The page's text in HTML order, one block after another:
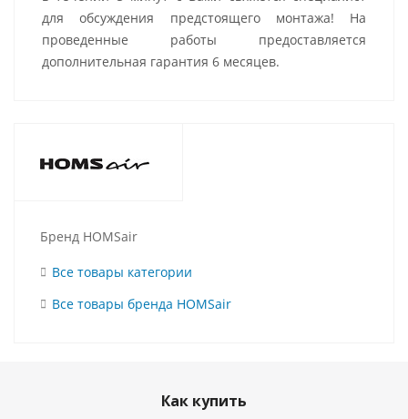
для обсуждения предстоящего монтажа! На
проведенные работы предоставляется
дополнительная гарантия 6 месяцев.
Бренд HOMSair
Все товары категории
Все товары бренда HOMSair
Как купить